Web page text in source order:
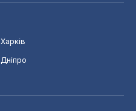
Харків
Дніпро